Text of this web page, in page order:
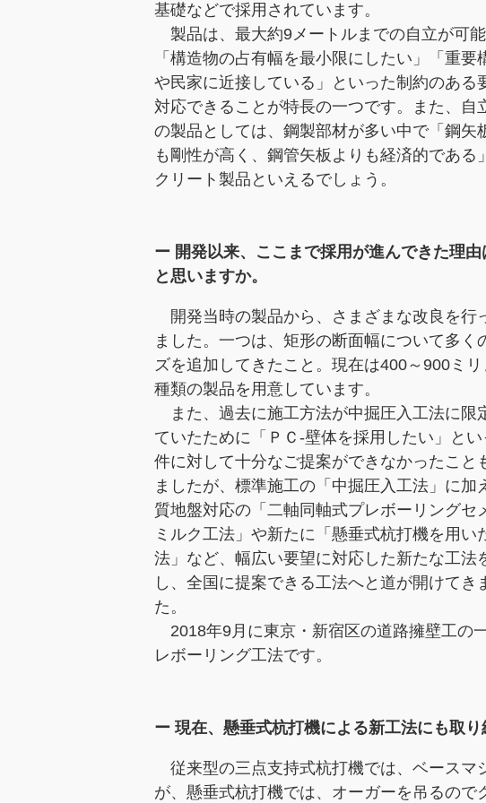
基礎などで採用されています。
製品は、最大約9メートルまでの自立が可能
「構造物の占有幅を最小限にしたい」「重要
や民家に近接している」といった制約のある
対応できることが特長の一つです。また、自
の製品としては、鋼製部材が多い中で「鋼矢
も剛性が高く、鋼管矢板よりも経済的である
クリート製品といえるでしょう。
ー 開発以来、ここまで採用が進んできた理由
と思いますか。
開発当時の製品から、さまざまな改良を行
ました。一つは、矩形の断面幅について多く
ズを追加してきたこと。現在は400～900ミ
種類の製品を用意しています。
また、過去に施工方法が中掘圧入工法に限
ていたために「ＰＣ-壁体を採用したい」とい
件に対して十分なご提案ができなかったこと
ましたが、標準施工の「中掘圧入工法」に加
質地盤対応の「二軸同軸式プレボーリングセ
ミルク工法」や新たに「懸垂式杭打機を用い
法」など、幅広い要望に対応した新たな工法
し、全国に提案できる工法へと道が開けてき
た。
2018年9月に東京・新宿区の道路擁壁工の
レボーリング工法です。
ー 現在、懸垂式杭打機による新工法にも取り
従来型の三点支持式杭打機では、ベースマ
が、懸垂式杭打機では、オーガーを吊るの